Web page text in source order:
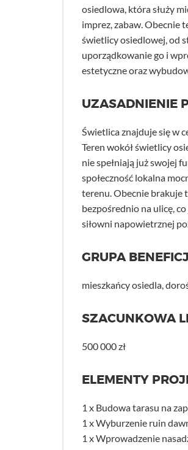
osiedlowa, która służy
imprez, zabaw. Obecnie
świetlicy osiedlowej, od
uporządkowanie go i
estetyczne oraz
UZASADNIENIE
Świetlica znajduje się w
Teren wokół świetlicy
nie spełniają już swojej
społeczność lokalna
terenu. Obecnie brakuje
bezpośrednio na ulicę,
siłowni napowietrznej
GRUPA
mieszkańcy osiedla,
SZACUNKOWA
500 000 zł
ELEMENTY
1 x Budowa tarasu na
1 x Wyburzenie ruin
1 x Wprowadzenie